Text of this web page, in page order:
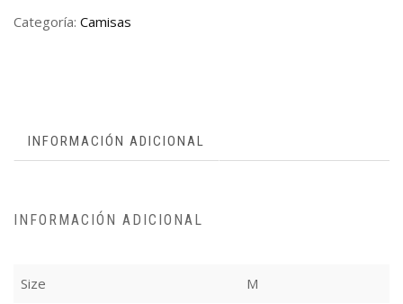
Categoría: Camisas
INFORMACIÓN ADICIONAL
INFORMACIÓN ADICIONAL
Size M